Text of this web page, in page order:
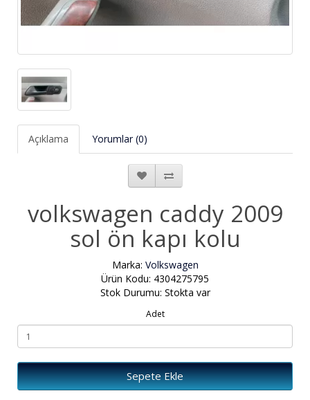
Açıklama Yorumlar (0)
volkswagen caddy 2009
sol ön kapı kolu
Marka: Volkswagen
Ürün Kodu: 4304275795
Stok Durumu: Stokta var
Adet
Sepete Ekle